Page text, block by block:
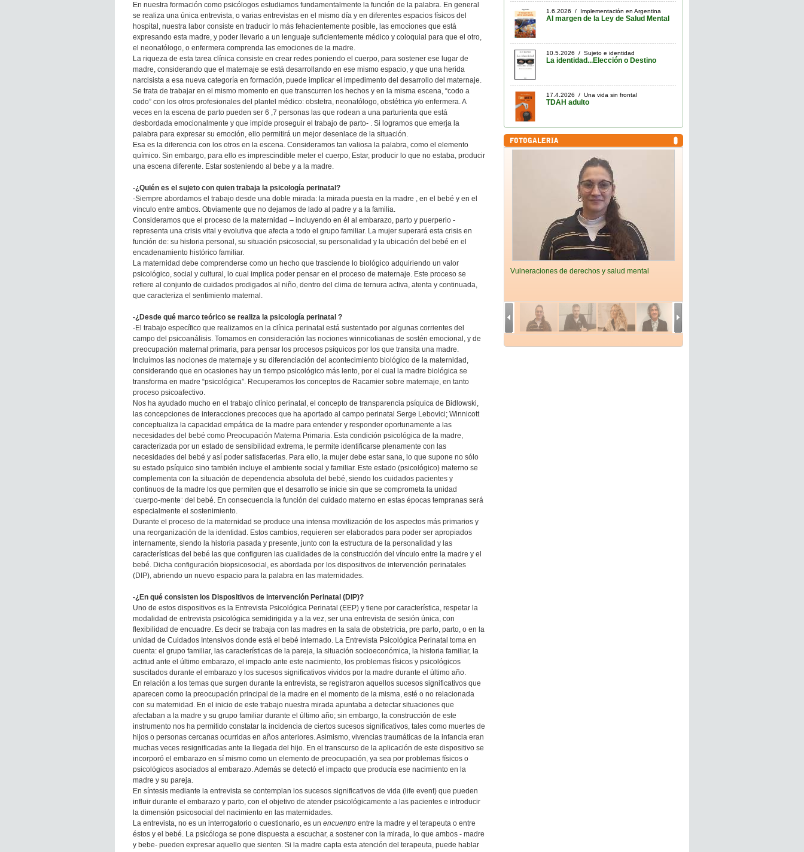
En nuestra formación como psicólogos estudiamos fundamentalmente la función de la palabra. En general
se realiza una única entrevista, o varias entrevistas en el mismo día y en diferentes espacios físicos del
hospital, nuestra labor consiste en traducir lo más fehacientemente posible, las emociones que está
expresando esta madre, y poder llevarlo a un lenguaje suficientemente médico y coloquial para que el otro,
el neonatólogo, o enfermera comprenda las emociones de la madre.
La riqueza de esta tarea clínica consiste en crear redes poniendo el cuerpo, para sostener ese lugar de
madre, considerando que el maternaje se está desarrollando en ese mismo espacio, y que una herida
narcisista a esa nueva categoría en formación, puede implicar el impedimento del desarrollo del maternaje.
Se trata de trabajar en el mismo momento en que transcurren los hechos y en la misma escena, “codo a
codo” con los otros profesionales del plantel médico: obstetra, neonatólogo, obstétrica y/o enfermera. A
veces en la escena de parto pueden ser 6 ,7 personas las que rodean a una parturienta que está
desbordada emocionalmente y que impide proseguir el trabajo de parto- . Si logramos que emerja la
palabra para expresar su emoción, ello permitirá un mejor desenlace de la situación.
Esa es la diferencia con los otros en la escena. Consideramos tan valiosa la palabra, como el elemento
químico. Sin embargo, para ello es imprescindible meter el cuerpo, Estar, producir lo que no estaba, producir
una escena diferente. Estar sosteniendo al bebe y a la madre.
-¿Quién es el sujeto con quien trabaja la psicología perinatal?
-Siempre abordamos el trabajo desde una doble mirada: la mirada puesta en la madre , en el bebé y en el
vínculo entre ambos. Obviamente que no dejamos de lado al padre y a la familia.
Consideramos que el proceso de la maternidad – incluyendo en él al embarazo, parto y puerperio -
representa una crisis vital y evolutiva que afecta a todo el grupo familiar. La mujer superará esta crisis en
función de: su historia personal, su situación psicosocial, su personalidad y la ubicación del bebé en el
encadenamiento histórico familiar.
La maternidad debe comprenderse como un hecho que trasciende lo biológico adquiriendo un valor
psicológico, social y cultural, lo cual implica poder pensar en el proceso de maternaje. Este proceso se
refiere al conjunto de cuidados prodigados al niño, dentro del clima de ternura activa, atenta y continuada,
que caracteriza el sentimiento maternal.
-¿Desde qué marco teórico se realiza la psicología perinatal ?
-El trabajo específico que realizamos en la clínica perinatal está sustentado por algunas corrientes del
campo del psicoanálisis. Tomamos en consideración las nociones winnicotianas de sostén emocional, y de
preocupación maternal primaria, para pensar los procesos psíquicos por los que transita una madre.
Incluímos las nociones de maternaje y su diferenciación del acontecimiento biológico de la maternidad,
considerando que en ocasiones hay un tiempo psicológico más lento, por el cual la madre biológica se
transforma en madre “psicológica”. Recuperamos los conceptos de Racamier sobre maternaje, en tanto
proceso psicoafectivo.
Nos ha ayudado mucho en el trabajo clínico perinatal, el concepto de transparencia psíquica de Bidlowski,
las concepciones de interacciones precoces que ha aportado al campo perinatal Serge Lebovici; Winnicott
conceptualiza la capacidad empática de la madre para entender y responder oportunamente a las
necesidades del bebé como Preocupación Materna Primaria. Esta condición psicológica de la madre,
caracterizada por un estado de sensibilidad extrema, le permite identificarse plenamente con las
necesidades del bebé y así poder satisfacerlas. Para ello, la mujer debe estar sana, lo que supone no sólo
su estado psíquico sino también incluye el ambiente social y familiar. Este estado (psicológico) materno se
complementa con la situación de dependencia absoluta del bebé, siendo los cuidados pacientes y
continuos de la madre los que permiten que el desarrollo se inicie sin que se comprometa la unidad
¨cuerpo-mente¨ del bebé. En consecuencia la función del cuidado materno en estas épocas tempranas será
especialmente el sostenimiento.
Durante el proceso de la maternidad se produce una intensa movilización de los aspectos más primarios y
una reorganización de la identidad. Estos cambios, requieren ser elaborados para poder ser apropiados
internamente, siendo la historia pasada y presente, junto con la estructura de la personalidad y las
características del bebé las que configuren las cualidades de la construcción del vínculo entre la madre y el
bebé. Dicha configuración biopsicosocial, es abordada por los dispositivos de intervención perinatales
(DIP), abriendo un nuevo espacio para la palabra en las maternidades.
-¿En qué consisten los Dispositivos de intervención Perinatal (DIP)?
Uno de estos dispositivos es la Entrevista Psicológica Perinatal (EEP) y tiene por característica, respetar la
modalidad de entrevista psicológica semidirigida y a la vez, ser una entrevista de sesión única, con
flexibilidad de encuadre. Es decir se trabaja con las madres en la sala de obstetricia, pre parto, parto, o en la
unidad de Cuidados Intensivos donde está el bebé internado. La Entrevista Psicológica Perinatal toma en
cuenta: el grupo familiar, las características de la pareja, la situación socioeconómica, la historia familiar, la
actitud ante el último embarazo, el impacto ante este nacimiento, los problemas físicos y psicológicos
suscitados durante el embarazo y los sucesos significativos vividos por la madre durante el último año.
En relación a los temas que surgen durante la entrevista, se registraron aquellos sucesos significativos que
aparecen como la preocupación principal de la madre en el momento de la misma, esté o no relacionada
con su maternidad. En el inicio de este trabajo nuestra mirada apuntaba a detectar situaciones que
afectaban a la madre y su grupo familiar durante el último año; sin embargo, la construcción de este
instrumento nos ha permitido constatar la incidencia de ciertos sucesos significativos, tales como muertes de
hijos o personas cercanas ocurridas en años anteriores. Asimismo, vivencias traumáticas de la infancia eran
muchas veces resignificadas ante la llegada del hijo. En el transcurso de la aplicación de este dispositivo se
incorporó el embarazo en sí mismo como un elemento de preocupación, ya sea por problemas físicos o
psicológicos asociados al embarazo. Además se detectó el impacto que producía ese nacimiento en la
madre y su pareja.
En síntesis mediante la entrevista se contemplan los sucesos significativos de vida (life event) que pueden
influir durante el embarazo y parto, con el objetivo de atender psicológicamente a las pacientes e introducir
la dimensión psicosocial del nacimiento en las maternidades.
La entrevista, no es un interrogatorio o cuestionario, es un encuentro entre la madre y el terapeuta o entre
éstos y el bebé. La psicóloga se pone dispuesta a escuchar, a sostener con la mirada, lo que ambos - madre
y bebe- pueden expresar aquello que sienten. Si la madre capta esta atención del terapeuta, puede hablar
1.6.2026 / Implementación en Argentina
Al margen de la Ley de Salud Mental
10.5.2026 / Sujeto e identidad
La identidad...Elección o Destino
17.4.2026 / Una vida sin frontal
TDAH adulto
Vulneraciones de derechos y salud mental